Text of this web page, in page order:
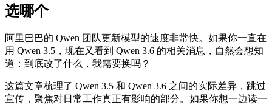
选哪个
阿里巴巴的 Qwen 团队更新模型的速度非常快。如果你一直在
用 Qwen 3.5，现在又看到 Qwen 3.6 的相关消息，自然会想知
道：到底改了什么，我需要换吗？
这篇文章梳理了 Qwen 3.5 和 Qwen 3.6 之间的实际差异，跳过
宣传，聚焦对日常工作真正有影响的部分。如果你想一边读一